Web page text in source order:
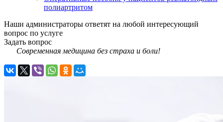
полиартритом
Наши администраторы ответят на любой интересующий
вопрос по услуге
Задать вопрос
Современная медицина без страха и боли!